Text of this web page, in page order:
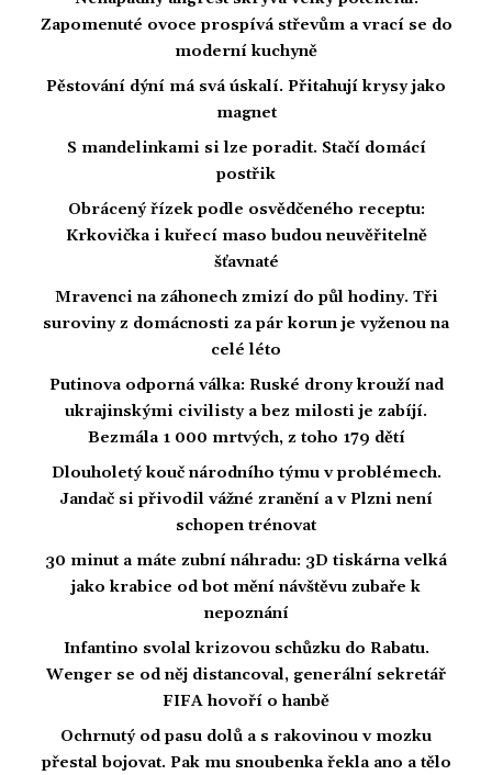
Zapomenuté ovoce prospívá střevům a vrací se do
moderní kuchyně
Pěstování dýní má svá úskalí. Přitahují krysy jako
magnet
S mandelinkami si lze poradit. Stačí domácí
postřik
Obrácený řízek podle osvědčeného receptu:
Krkovička i kuřecí maso budou neuvěřitelně
šťavnaté
Mravenci na záhonech zmizí do půl hodiny. Tři
suroviny z domácnosti za pár korun je vyženou na
celé léto
Putinova odporná válka: Ruské drony krouží nad
ukrajinskými civilisty a bez milosti je zabíjí.
Bezmála 1 000 mrtvých, z toho 179 dětí
Dlouholetý kouč národního týmu v problémech.
Jandač si přivodil vážné zranění a v Plzni není
schopen trénovat
30 minut a máte zubní náhradu: 3D tiskárna velká
jako krabice od bot mění návštěvu zubaře k
nepoznání
Infantino svolal krizovou schůzku do Rabatu.
Wenger se od něj distancoval, generální sekretář
FIFA hovoří o hanbě
Ochrnutý od pasu dolů a s rakovinou v mozku
přestal bojovat. Pak mu snoubenka řekla ano a tělo